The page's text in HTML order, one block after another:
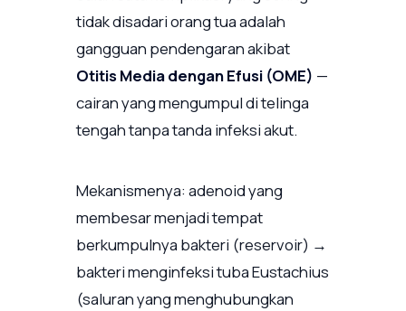
tidak disadari orang tua adalah
gangguan pendengaran akibat
Otitis Media dengan Efusi (OME) —
cairan yang mengumpul di telinga
tengah tanpa tanda infeksi akut.
Mekanismenya: adenoid yang
membesar menjadi tempat
berkumpulnya bakteri (reservoir) →
bakteri menginfeksi tuba Eustachius
(saluran yang menghubungkan